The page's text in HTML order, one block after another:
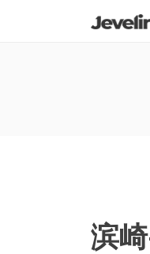
滨